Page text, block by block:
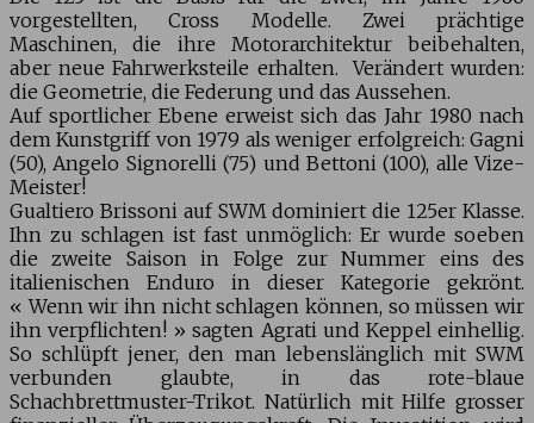
vorgestellten, Cross Modelle. Zwei prächtige
Maschinen, die ihre Motorarchitektur beibehalten,
aber neue Fahrwerksteile erhalten. Verändert wurden:
die Geometrie, die Federung und das Aussehen.
Auf sportlicher Ebene erweist sich das Jahr 1980 nach
dem Kunstgriff von 1979 als weniger erfolgreich: Gagni
(50), Angelo Signorelli (75) und Bettoni (100), alle Vize-
Meister!
Gualtiero Brissoni auf SWM dominiert die 125er Klasse.
Ihn zu schlagen ist fast unmöglich: Er wurde soeben
die zweite Saison in Folge zur Nummer eins des
italienischen Enduro in dieser Kategorie gekrönt.
« Wenn wir ihn nicht schlagen können, so müssen wir
ihn verpflichten! » sagten Agrati und Keppel einhellig.
So schlüpft jener, den man lebenslänglich mit SWM
verbunden glaubte, in das rote-blaue
Schachbrettmuster-Trikot. Natürlich mit Hilfe grosser